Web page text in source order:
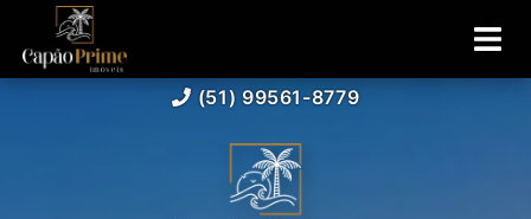
(51) 99561-8779